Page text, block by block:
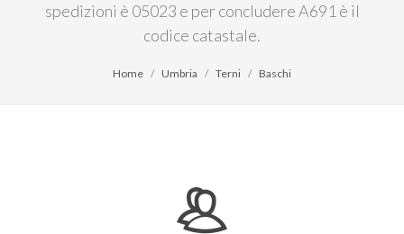
spedizioni è 05023 e per concludere A691 è il
codice catastale.
Home Umbria Terni Baschi